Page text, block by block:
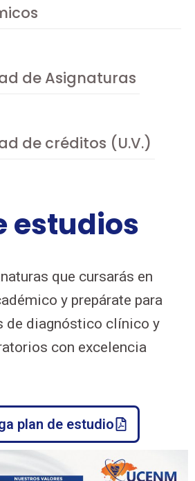
de Asignaturas
de créditos (U.V.)
estudios
que cursarás en
y prepárate para
de diagnóstico clínico y
con excelencia
plan de estudio